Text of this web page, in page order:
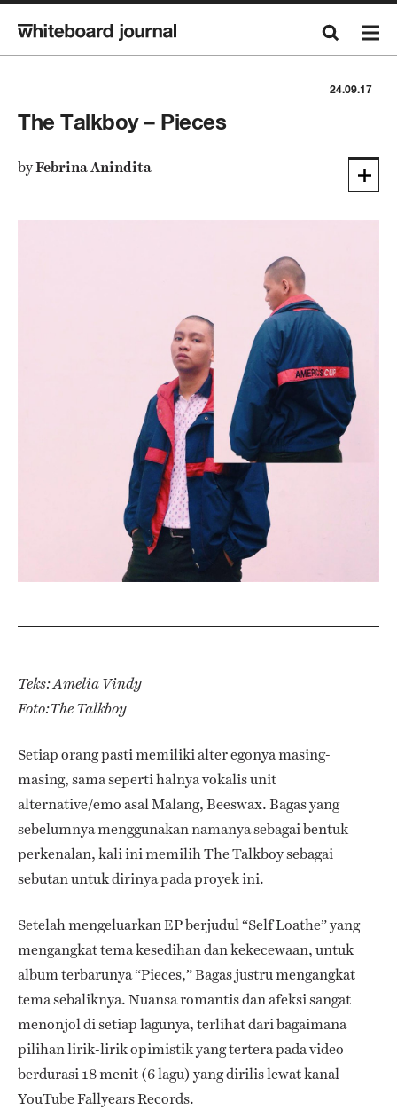
24.09.17
The Talkboy – Pieces
byFebrina Anindita
Teks: Amelia Vindy
Foto:The Talkboy
Setiap orang pasti memiliki alter egonya masing-
masing, sama seperti halnya vokalis unit
alternative/emo asal Malang, Beeswax. Bagas yang
sebelumnya menggunakan namanya sebagai bentuk
perkenalan, kali ini memilih The Talkboy sebagai
sebutan untuk dirinya pada proyek ini.
Setelah mengeluarkan EP berjudul “Self Loathe” yang
mengangkat tema kesedihan dan kekecewaan, untuk
album terbarunya “Pieces,” Bagas justru mengangkat
tema sebaliknya. Nuansa romantis dan afeksi sangat
menonjol di setiap lagunya, terlihat dari bagaimana
pilihan lirik-lirik opimistik yang tertera pada video
berdurasi 18 menit (6 lagu) yang dirilis lewat kanal
YouTube Fallyears Records.